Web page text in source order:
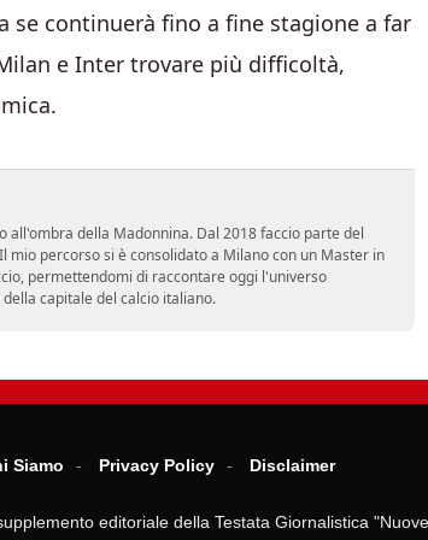
se continuerà fino a fine stagione a far
e Inter trovare più difficoltà,
della Madonnina. Dal 2018 faccio parte del
percorso si è consolidato a Milano con un Master in
permettendomi di raccontare oggi l'universo
capitale del calcio italiano.
Siamo Privacy Policy Disclaimer
editoriale della Testata Giornalistica